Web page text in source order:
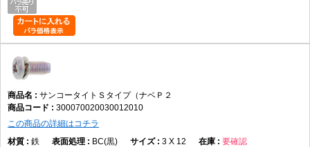
サンコータイトＳタイプ（ナベＰ２
300070020030012010
この商品の詳細はコチラ
鉄
BC(黒) 3 X 12
要確認